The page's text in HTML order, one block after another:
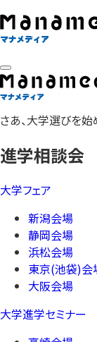
さあ、大学選びを始
進学相談会
大学フェア
新潟会場
静岡会場
浜松会場
東京(池袋)会
大阪会場
大学進学セミナー